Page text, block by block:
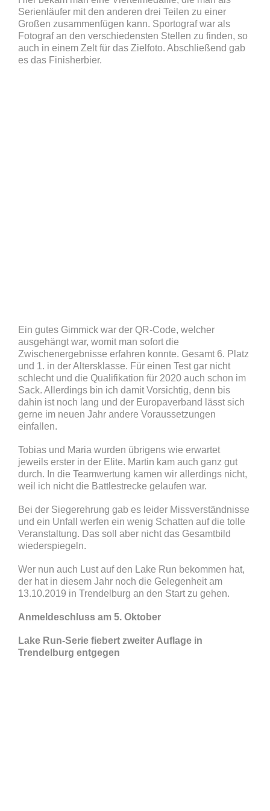
Serienläufer mit den anderen drei Teilen zu einer
Großen zusammenfügen kann. Sportograf war als
Fotograf an den verschiedensten Stellen zu finden, so
auch in einem Zelt für das Zielfoto. Abschließend gab
es das Finisherbier.
Ein gutes Gimmick war der QR-Code, welcher
ausgehängt war, womit man sofort die
Zwischenergebnisse erfahren konnte. Gesamt 6. Platz
und 1. in der Altersklasse. Für einen Test gar nicht
schlecht und die Qualifikation für 2020 auch schon im
Sack. Allerdings bin ich damit Vorsichtig, denn bis
dahin ist noch lang und der Europaverband lässt sich
gerne im neuen Jahr andere Voraussetzungen
einfallen.
Tobias und Maria wurden übrigens wie erwartet
jeweils erster in der Elite. Martin kam auch ganz gut
durch. In die Teamwertung kamen wir allerdings nicht,
weil ich nicht die Battlestrecke gelaufen war.
Bei der Siegerehrung gab es leider Missverständnisse
und ein Unfall werfen ein wenig Schatten auf die tolle
Veranstaltung. Das soll aber nicht das Gesamtbild
wiederspiegeln.
Wer nun auch Lust auf den Lake Run bekommen hat,
der hat in diesem Jahr noch die Gelegenheit am
13.10.2019 in Trendelburg an den Start zu gehen.
Anmeldeschluss am 5. Oktober
Lake Run-Serie fiebert zweiter Auflage in
Trendelburg entgegen